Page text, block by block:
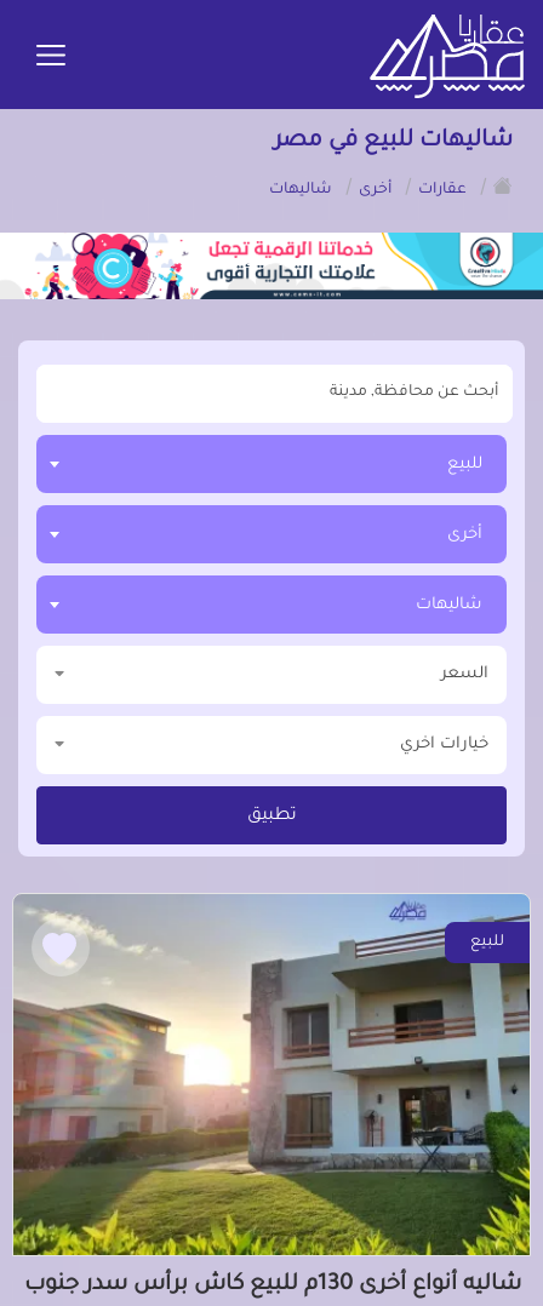
شاليهات للبيع في مصر
/
عقارات / أخرى / شاليهات
أبحث عن مدينة, محافظة, حي
للبيع
أخرى
شاليهات
السعر
خيارات اخري
تطبيق
للبيع
شاليه أنواع أخرى 130م للبيع كاش برأس سدر جنوب